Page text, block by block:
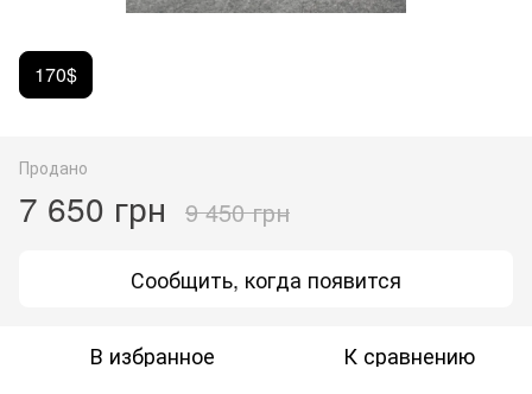
170$
Продано
7 650 грн 9 450 грн
Сообщить, когда появится
В избранное К сравнению